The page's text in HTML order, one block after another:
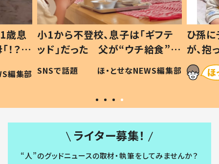
歳息
？」
編集部
小1から不登校、息子は「ギフテ
ッド」だった 父が“ウチ給食”を
作り続ける理由とは #令和の親
#令和の子
SNSで話題 ほ・とせなNEWS編集部
ひ孫
が、
「涙が
い」
ライター募集！
“人”のグッドニュースの取材・執筆をしてみませんか？